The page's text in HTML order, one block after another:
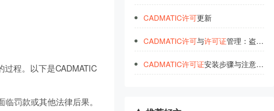
程。以下是CADMATIC
罚款或其他法律后果。
CADMATIC许可更新
CADMATIC许可与许可证管理：盗版解决与优化
CADMATIC许可证安装步骤与注意事项